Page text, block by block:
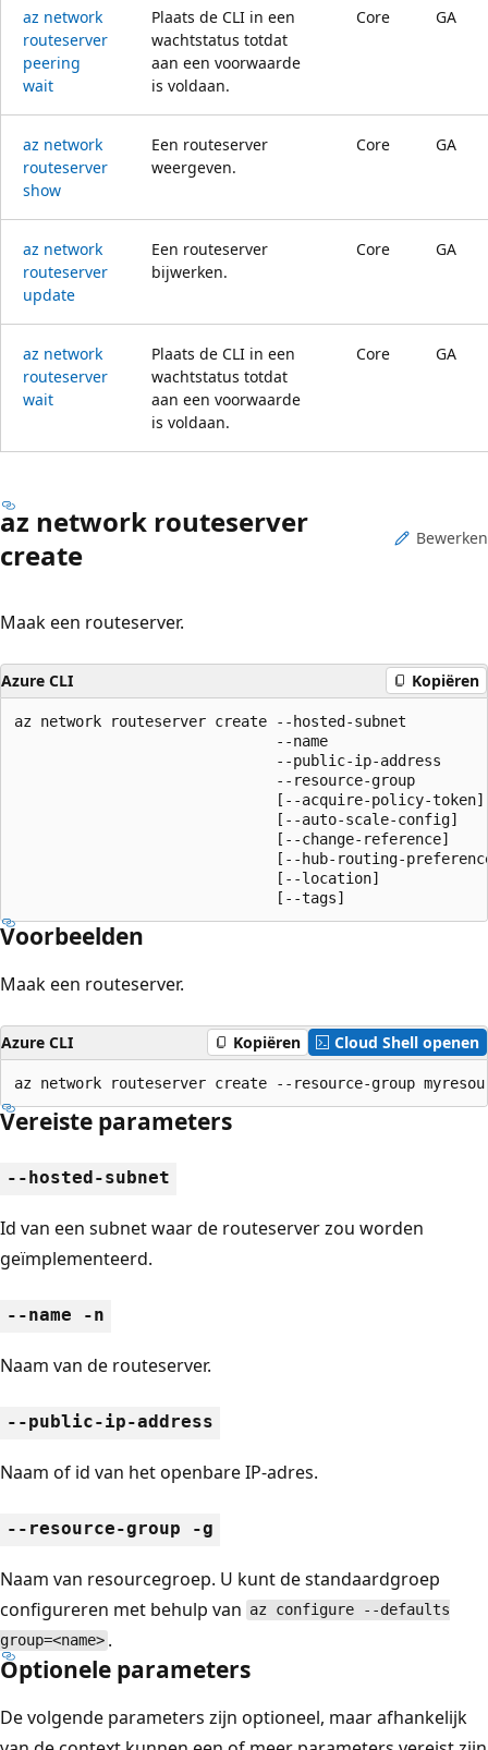
az network
routeserver
peering
wait
Plaats de CLI in een
wachtstatus totdat
aan een voorwaarde
is voldaan.
Core GA
az network
routeserver
show
Een routeserver
weergeven.
Core GA
az network
routeserver
update
Een routeserver
bijwerken.
Core GA
az network
routeserver
wait
Plaats de CLI in een
wachtstatus totdat
aan een voorwaarde
is voldaan.
Core GA
az network routeserver
create
Bewerken
Maak een routeserver.
Azure CLI Kopiëren
az network routeserver create --hosted-subnet
                              --name
                              --public-ip-address
                              --resource-group
                              [--acquire-policy-token]
                              [--auto-scale-config]
                              [--change-reference]
[--hub-routing-
                              [--location]
                              [--tags]
Voorbeelden
Maak een routeserver.
Azure CLI Kopiëren Cloud Shell openen
az network routeserver create --resource-group
Vereiste parameters
--hosted-subnet
Id van een subnet waar de routeserver zou worden
geïmplementeerd.
--name -n
Naam van de routeserver.
--public-ip-address
Naam of id van het openbare IP-adres.
--resource-group -g
Naam van resourcegroep. U kunt de standaardgroep
configureren met behulp van az configure --defaults
group=<name> .
Optionele parameters
De volgende parameters zijn optioneel, maar afhankelijk